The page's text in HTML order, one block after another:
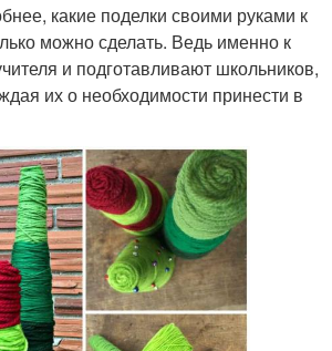
какие поделки своими руками к
можно сделать. Ведь именно к
и подготавливают школьников,
их о необходимости принести в